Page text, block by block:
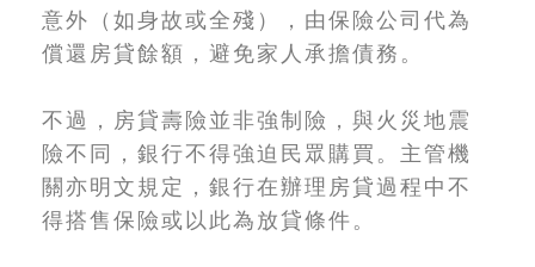
意外（如身故或全殘），由保險公司代為
償還房貸餘額，避免家人承擔債務。
不過，房貸壽險並非強制險，與火災地震
險不同，銀行不得強迫民眾購買。主管機
關亦明文規定，銀行在辦理房貸過程中不
得搭售保險或以此為放貸條件。